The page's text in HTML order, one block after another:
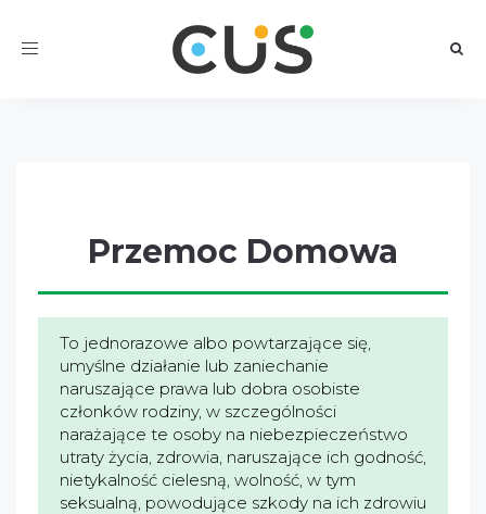
Toggle
Przemoc Domowa
To jednorazowe albo powtarzające się,
umyślne działanie lub zaniechanie
naruszające prawa lub dobra osobiste
członków rodziny, w szczególności
narażające te osoby na niebezpieczeństwo
utraty życia, zdrowia, naruszające ich godność,
nietykalność cielesną, wolność, w tym
seksualną, powodujące szkody na ich zdrowiu